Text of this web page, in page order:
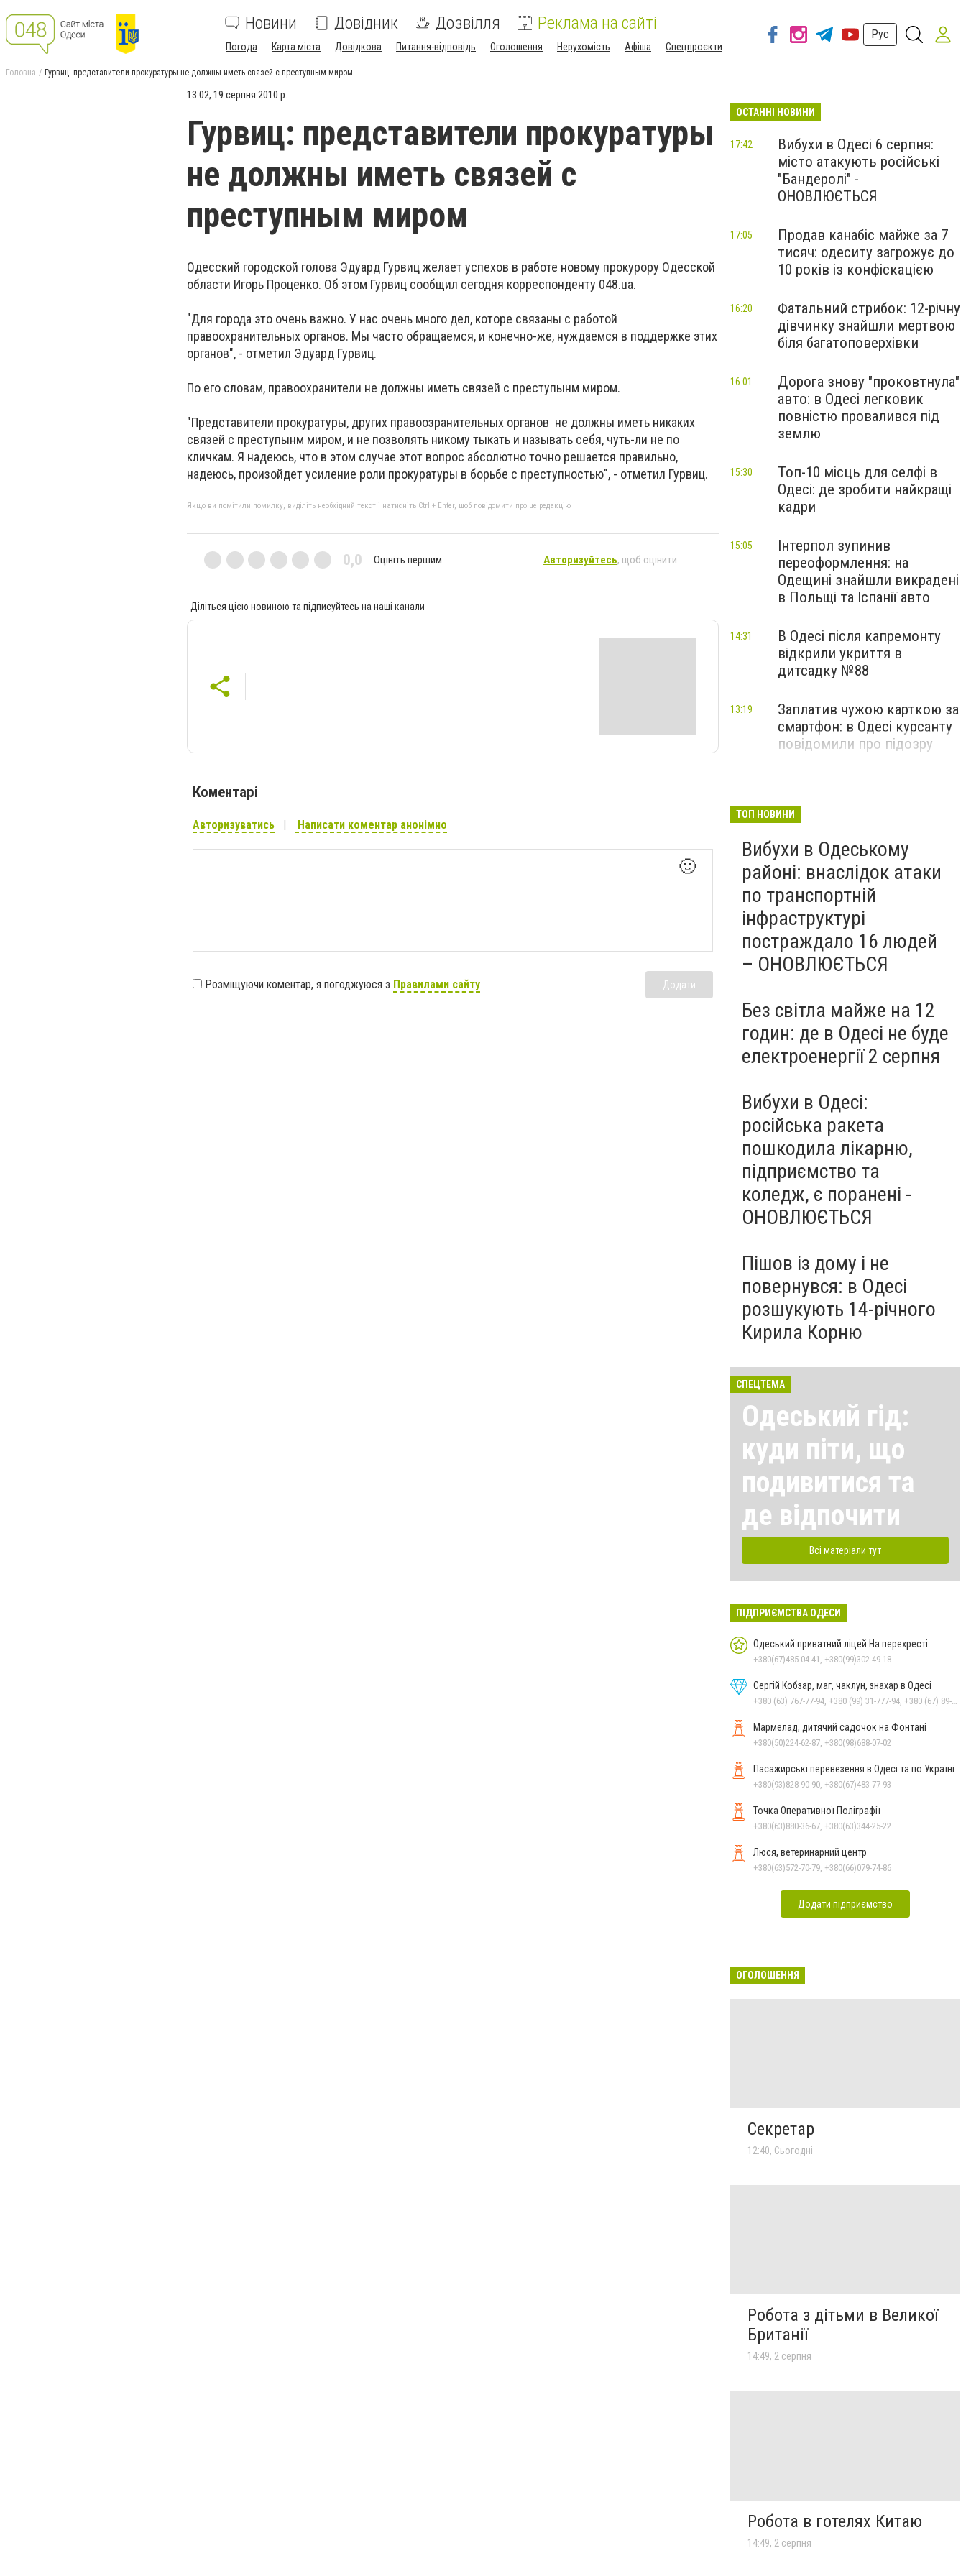
Новини Довідник Дозвілля Реклама на сайті
Погода Карта міста Довідкова Питання-відповідь Оголошення Нерухомість Афіша Спецпроєкти
Рус
Головна Гурвиц: представители прокуратуры не должны иметь связей с преступным миром
13:02, 19 серпня 2010 р.
Гурвиц: представители прокуратуры
не должны иметь связей с
преступным миром
Одесский городской голова Эдуард Гурвиц желает успехов в работе новому прокурору Одесской
области Игорь Проценко. Об этом Гурвиц сообщил сегодня корреспонденту 048.ua.
"Для города это очень важно. У нас очень много дел, которе связаны с работой
правоохранительных органов. Мы часто обращаемся, и конечно-же, нуждаемся в поддержке этих
органов", - отметил Эдуард Гурвиц.
По его словам, правоохранители не должны иметь связей с преступынм миром.
"Представители прокуратуры, других правоозранительных органов не должны иметь никаких
связей с преступынм миром, и не позволять никому тыкать и называть себя, чуть-ли не по
кличкам. Я надеюсь, что в этом случае этот вопрос абсолютно точно решается правильно,
надеюсь, произойдет усиление роли прокуратуры в борьбе с преступностью", - отметил Гурвиц.
Якщо ви помітили помилку, виділіть необхідний текст і натисніть Ctrl + Enter, щоб повідомити про це редакцію
0,0 Оцініть першим Авторизуйтесь, щоб оцінити
Діліться цією новиною та підписуйтесь на наші канали
Коментарі
Авторизуватись Написати коментар анонімно
🙂
Розміщуючи коментар, я погоджуюся з Правилами сайту Додати
ОСТАННІ НОВИНИ
Вибухи в Одесі 6 серпня:
місто атакують російські
"Бандеролі" -
ОНОВЛЮЄТЬСЯ
17:42
Продав канабіс майже за 7
тисяч: одеситу загрожує до
10 років із конфіскацією
17:05
Фатальний стрибок: 12-річну
дівчинку знайшли мертвою
біля багатоповерхівки
16:20
Дорога знову "проковтнула"
авто: в Одесі легковик
повністю провалився під
землю
16:01
Топ-10 місць для селфі в
Одесі: де зробити найкращі
кадри
15:30
Інтерпол зупинив
переоформлення: на
Одещині знайшли викрадені
в Польщі та Іспанії авто
15:05
В Одесі після капремонту
відкрили укриття в
дитсадку №88
14:31
Заплатив чужою карткою за
смартфон: в Одесі курсанту
повідомили про підозру
13:19
ТОП НОВИНИ
Вибухи в Одеському
районі: внаслідок атаки
по транспортній
інфраструктурі
постраждало 16 людей
– ОНОВЛЮЄТЬСЯ
Без світла майже на 12
годин: де в Одесі не буде
електроенергії 2 серпня
Вибухи в Одесі:
російська ракета
пошкодила лікарню,
підприємство та
коледж, є поранені -
ОНОВЛЮЄТЬСЯ
Пішов із дому і не
повернувся: в Одесі
розшукують 14-річного
Кирила Корню
СПЕЦТЕМА
Одеський гід:
куди піти, що
подивитися та
де відпочити
Всі матеріали тут
ПІДПРИЄМСТВА ОДЕСИ
Одеський приватний ліцей На перехресті
+380(67)485-04-41, +380(99)302-49-18
Сергій Кобзар, маг, чаклун, знахар в Одесі
Мармелад, дитячий садочок на Фонтані
+380(50)224-62-87, +380(98)688-07-02
Пасажирські перевезення в Одесі та по Україні
+380(93)828-90-90, +380(67)483-77-93
Точка Оперативної Поліграфії
+380(63)880-36-67, +380(63)344-25-22
Люся, ветеринарний центр
+380(63)572-70-79, +380(66)079-74-86
Додати підприємство
ОГОЛОШЕННЯ
Секретар
12:40, Сьогодні
Робота з дітьми в Великої
Британії
14:49, 2 серпня
Робота в готелях Китаю
14:49, 2 серпня